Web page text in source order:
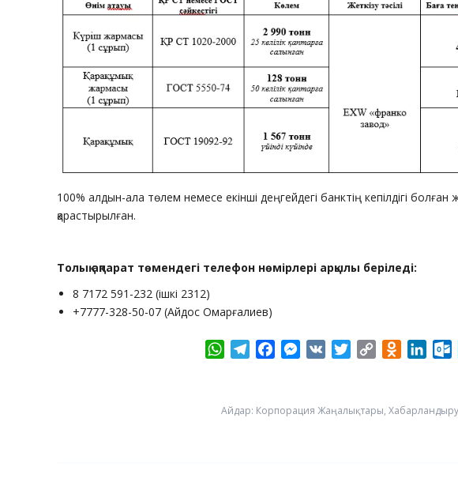
100% алдын-ала төлем немесе екінші деңгейдегі банктің кепілдігі
қарастырылған.
Толық ақпарат төмендегі телефон нөмірлері арқылы беріледі:
8 7172 591-232 (ішкі 2312)
+7777-328-50-07 (Айдос Омарғалиев)
WhatsApp
TelegramFacebookMessenger
VK Twitter
Copy
Айдар: Корпорация Жаңалықтары,